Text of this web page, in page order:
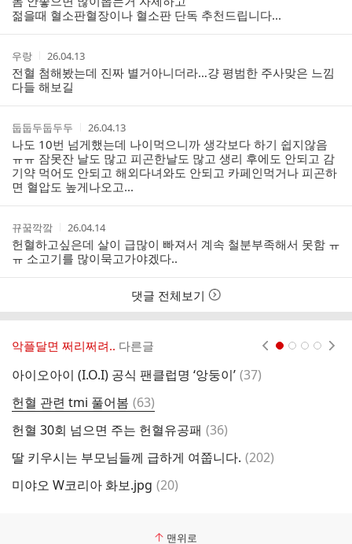
젊을때 혈소판혈장이나 혈소판 단독 추천드립니다...
작
성
자
우랑
작
성
시
간
26.04.13
전혈 첨해봤는데 진짜 별거아니더라…걍 평범한 주사맞은 느낌
다들 해보길
작
성
자
둡둡두둡두두
작
성
시
간
26.04.13
나도 10번 넘게했는데 나이먹으니까 생각보다 하기 쉽지않음
ㅠㅠ 잠못잔 날도 많고 피곤한날도 많고 생리 후에도 안되고 감
기약 먹어도 안되고 해외다녀와도 안되고 카페인먹거나 피곤하
면 혈압도 높게나오고...
작
성
자
뀨꿐깍깤
작
성
시
간
26.04.14
헌혈하고싶은데 살이 급많이 빠져서 계속 철분부족해서 못함 ㅠ
ㅠ 소고기를 많이묵고가야겠다..
댓글 전체보기
악플달면 쩌리쩌려.. 다른글
아이오아이 (I.O.I) 공식 팬클럽명 ‘앙둥이’ 댓
(37)
헌혈 관련 tmi 풀어봄 댓
글
(63)
헌혈 30회 넘으면 주는 헌혈유공패 댓
(36)
딸 키우시는 부모님들께 급하게 여쭙니다. 댓
(202)
미야오 W코리아 화보.jpg 댓
(20)
맨위로